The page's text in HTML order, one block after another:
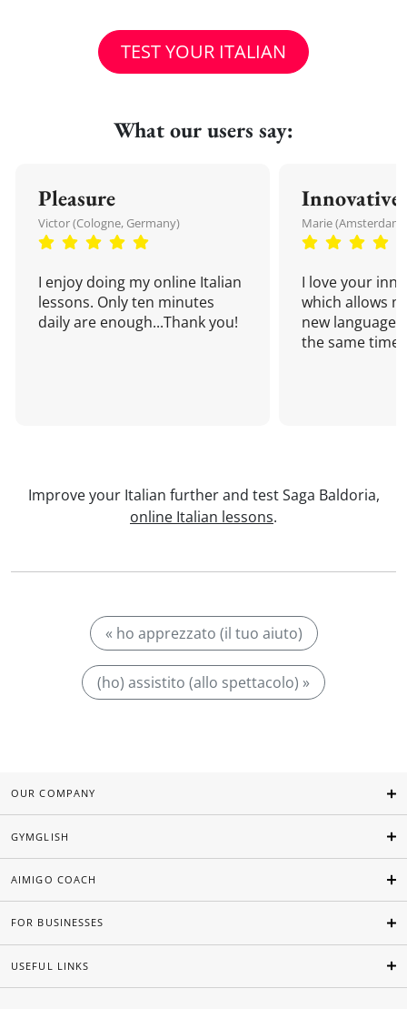
TEST YOUR ITALIAN
What our users say:
Pleasure
Victor (Cologne, Germany)
I enjoy doing my online Italian
lessons. Only ten minutes
daily are enough...Thank you!
Innovative
Marie
I love your
which allows
new language
the same time!
Improve your Italian further and test Saga Baldoria,
online Italian lessons.
« ho apprezzato (il tuo aiuto)
(ho) assistito (allo spettacolo) »
OUR COMPANY
GYMGLISH
AIMIGO COACH
FOR BUSINESSES
USEFUL LINKS